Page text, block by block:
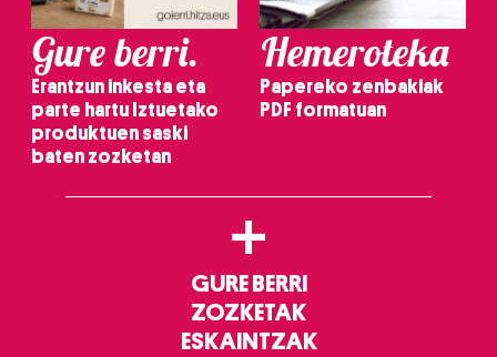
Gure berri.
Erantzun inkesta eta
parte hartu Iztuetako
produktuen saski
baten zozketan
Hemeroteka
Papereko zenbakiak
PDF formatuan
+
GURE BERRI
ZOZKETAK
ESKAINTZAK